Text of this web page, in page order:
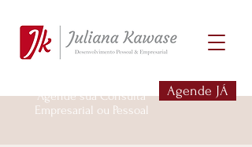
Agende sua Consulta
Empresarial ou Pessoal
Agende JÁ